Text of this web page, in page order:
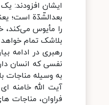
ایشان افزودند:
بعدالشّدّة است؛
را مأیوس می‌کند،
بلاشک تمام
رهبری در ادامه
نفسی که انسان
به وسیله‌ مناجات
آیت الله خامنه
فراوان، مناجات